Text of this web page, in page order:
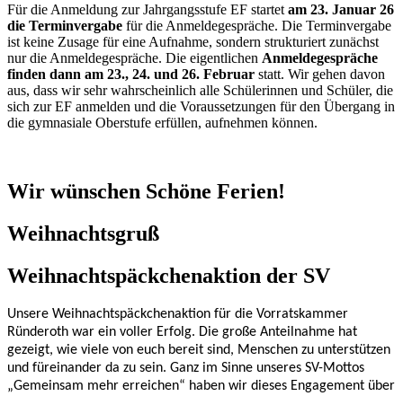
Für die Anmeldung zur Jahrgangsstufe EF startet am 23. Januar 26
die Terminvergabe für die Anmeldegespräche. Die Terminvergabe
ist keine Zusage für eine Aufnahme, sondern strukturiert zunächst
nur die Anmeldegespräche. Die eigentlichen Anmeldegespräche
finden dann am 23., 24. und 26. Februar statt. Wir gehen davon
aus, dass wir sehr wahrscheinlich alle Schülerinnen und Schüler, die
sich zur EF anmelden und die Voraussetzungen für den Übergang in
die gymnasiale Oberstufe erfüllen, aufnehmen können.
Wir wünschen Schöne Ferien!
Weihnachtsgruß
Weihnachtspäckchenaktion der SV
Unsere Weihnachtspäckchenaktion für die Vorratskammer
Ründeroth war ein voller Erfolg. Die große Anteilnahme hat
gezeigt, wie viele von euch bereit sind, Menschen zu unterstützen
und füreinander da zu sein. Ganz im Sinne unseres SV-Mottos
„Gemeinsam mehr erreichen“ haben wir dieses Engagement über